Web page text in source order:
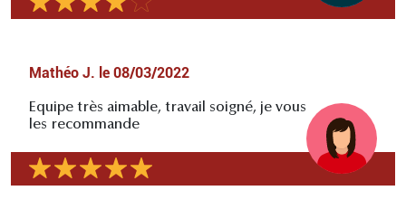
Mathéo J. le 08/03/2022
Equipe très aimable, travail soigné, je vous
les recommande